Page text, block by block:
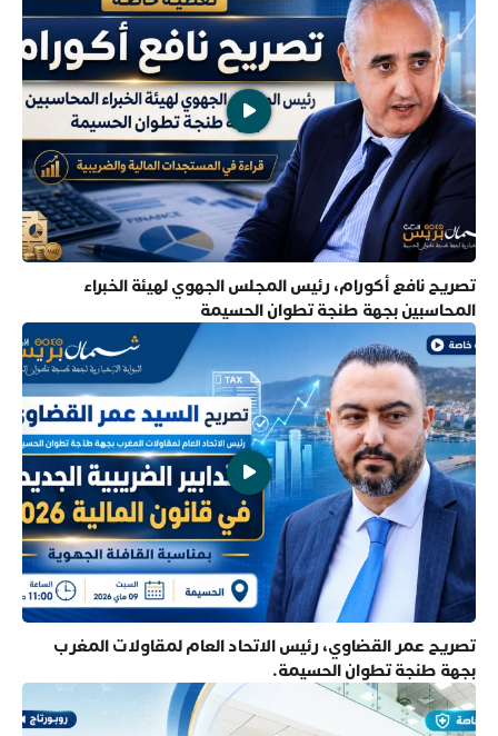
تصريح نافع أكورام، رئيس المجلس الجهوي لهيئة الخبراء
المحاسبين بجهة طنجة تطوان الحسيمة
تصريح عمر القضاوي، رئيس الاتحاد العام لمقاولات المغرب
بجهة طنجة تطوان الحسيمة.